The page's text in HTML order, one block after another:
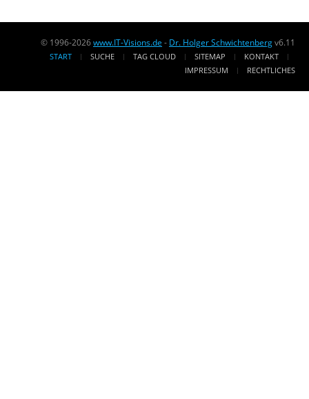
© 1996-2026www.IT-Visions.de - Dr. Holger Schwichtenbergv6.11
START SUCHE TAG CLOUD SITEMAP
KONTAKT
IMPRESSUM
RECHTLICHES